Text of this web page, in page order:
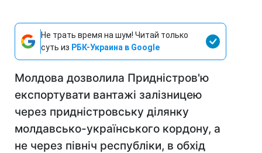
Не трать время на шум! Читай только
суть из РБК-Украина в Google
Молдова дозволила Придністров'ю
експортувати вантажі залізницею
через придністровську ділянку
молдавсько-українського кордону, а
не через північ республіки, в обхід